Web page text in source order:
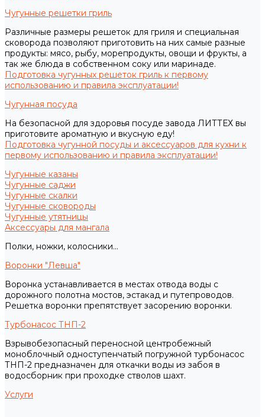
Чугунные решетки гриль
Различные размеры решеток для гриля и специальная
сковорода позволяют приготовить на них самые разные
продукты: мясо, рыбу, морепродукты, овощи и фрукты, а
так же блюда в собственном соку или маринаде.
Подготовка чугунных решеток гриль к первому
использованию и правила эксплуатации!
Чугунная посуда
На безопасной для здоровья посуде завода ЛИТТЕХ вы
приготовите ароматную и вкусную еду!
Подготовка чугунной посуды и аксессуаров для кухни к
первому использованию и правила эксплуатации!
Чугунные казаны
Чугунные саджи
Чугунные скалки
Чугунные сковороды
Чугунные утятницы
Аксессуары для мангала
Полки, ножки, колосники...
Воронки "Левша"
Воронка устанавливается в местах отвода воды с
дорожного полотна мостов, эстакад и путепроводов.
Решетка воронки препятствует засорению воронки.
Турбонасос ТНП-2
Взрывобезопасный переносной центробежный
моноблочный одноступенчатый погружной турбонасос
ТНП-2 предназначен для откачки воды из забоя в
водосборник при проходке стволов шахт.
Услуги